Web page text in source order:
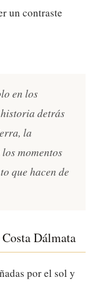
un contraste
en los
detrás
la
momentos
que hacen de
Dálmata
por el sol y